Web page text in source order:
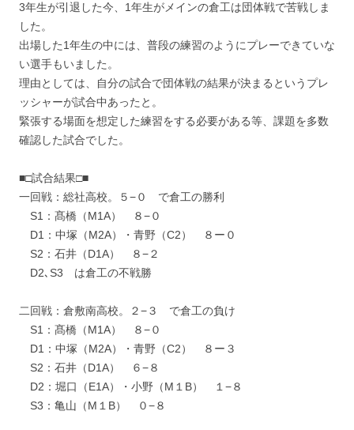
3年生が引退した今、1年生がメインの倉工は団体戦で苦戦しま
した。
出場した1年生の中には、普段の練習のようにプレーできていな
い選手もいました。
理由としては、自分の試合で団体戦の結果が決まるというプレ
ッシャーが試合中あったと。
緊張する場面を想定した練習をする必要がある等、課題を多数
確認した試合でした。
■□試合結果□■
一回戦：総社高校。５−０ で倉工の勝利
S1：髙橋（M1A） ８−０
D1：中塚（M2A）・青野（C2） ８ー０
S2：石井（D1A） ８−２
D2､S3 は倉工の不戦勝
二回戦：倉敷南高校。２−３ で倉工の負け
S1：髙橋（M1A） ８−０
D1：中塚（M2A）・青野（C2） ８ー３
S2：石井（D1A） ６−８
D2：堀口（E1A）・小野（M１B） １−８
S3：亀山（M１B） ０−８